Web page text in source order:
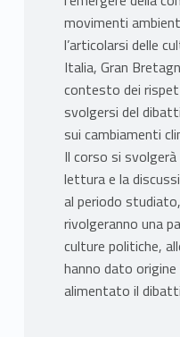
movimenti
l’articolarsi delle
Italia, Gran
contesto dei
svolgersi del
sui cambiamenti
Il corso si
lettura e la
al periodo
rivolgeranno una
culture politiche,
hanno dato
alimentato il